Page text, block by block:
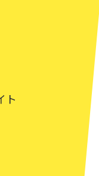
ト